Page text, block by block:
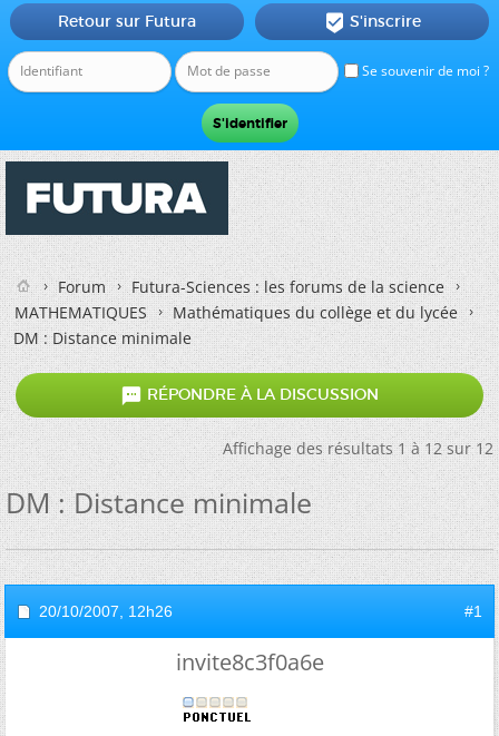
Se souvenir de moi ?
Retour sur Futura  S'inscrire
Forum
Futura-Sciences : les forums de la science
MATHEMATIQUES
Mathématiques du collège et du lycée
DM : Distance minimale
 RÉPONDRE À LA DISCUSSION
Affichage des résultats 1 à 12 sur 12
DM : Distance minimale
20/10/2007, 12h26 #1
invite8c3f0a6e